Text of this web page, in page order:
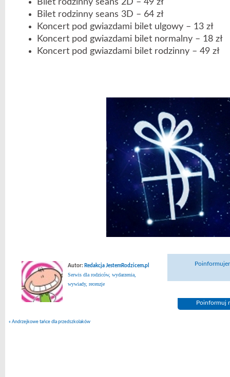
Bilet rodzinny seans 2D – 49 zł
Bilet rodzinny seans 3D – 64 zł
Koncert pod gwiazdami bilet ulgowy – 13 zł
Koncert pod gwiazdami bilet normalny – 18 zł
Koncert pod gwiazdami bilet rodzinny – 49 zł
Autor: Redakcja JestemRodzicem.pl
Serwis dla rodziców, wydarzenia,
wywiady, recenzje
Poinformuj
« Andrzejkowe tańce dla przedszkolaków